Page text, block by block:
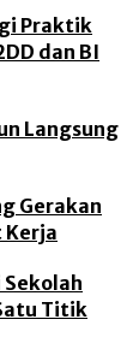
Praktik
dan BI
Langsung
Gerakan
Kerja
Titik